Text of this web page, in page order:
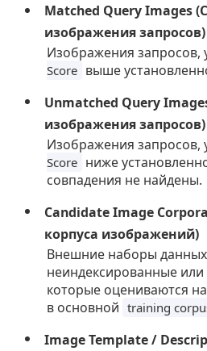
Matched Query Images
изображения запросов)
Изображения запросов,
Score выше
Unmatched Query
изображения запросов)
Изображения запросов,
Score ниже
совпадения не найдены.
Candidate Image
корпуса изображений)
Внешние наборы
неиндексированные
которые оцениваются
в основной training
Image Template /